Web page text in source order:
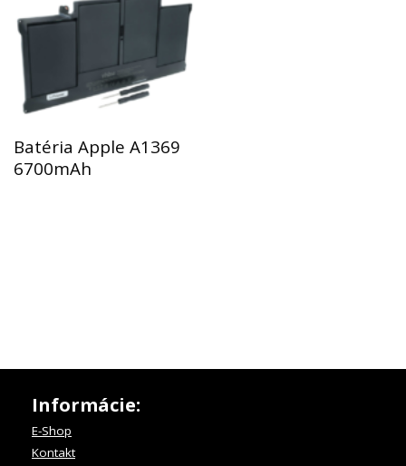
Batéria Apple A1369
6700mAh
Informácie:
E-Shop
Kontakt